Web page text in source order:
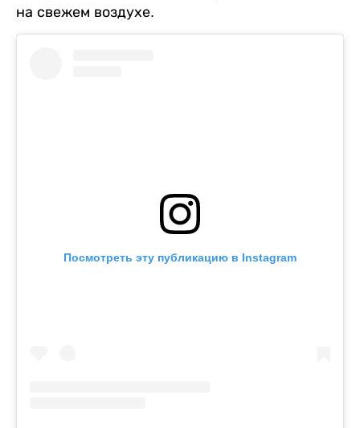
на свежем воздухе.
Посмотреть эту публикацию в Instagram